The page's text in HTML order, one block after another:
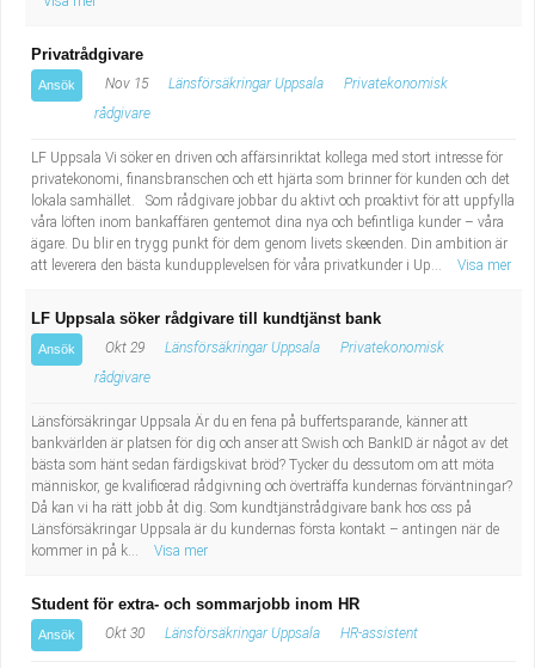
Privatrådgivare
Ansök Nov 15 Länsförsäkringar Uppsala
Privatekonomisk
rådgivare
LF Uppsala Vi söker en driven och affärsinriktat kollega med stort intresse för
privatekonomi, finansbranschen och ett hjärta som brinner för kunden och det
lokala samhället. Som rådgivare jobbar du aktivt och proaktivt för att uppfylla
våra löften inom bankaffären gentemot dina nya och befintliga kunder – våra
ägare. Du blir en trygg punkt för dem genom livets skeenden. Din ambition är
att leverera den bästa kundupplevelsen för våra privatkunder i Up...
Visa mer
LF Uppsala söker rådgivare till kundtjänst bank
Ansök Okt 29 Länsförsäkringar Uppsala
Privatekonomisk
rådgivare
Länsförsäkringar Uppsala Är du en fena på buffertsparande, känner att
bankvärlden är platsen för dig och anser att Swish och BankID är något av det
bästa som hänt sedan färdigskivat bröd? Tycker du dessutom om att möta
människor, ge kvalificerad rådgivning och överträffa kundernas förväntningar?
Då kan vi ha rätt jobb åt dig. Som kundtjänstrådgivare bank hos oss på
Länsförsäkringar Uppsala är du kundernas första kontakt – antingen när de
kommer in på k...
Visa mer
Student för extra- och sommarjobb inom HR
Ansök Okt 30 Länsförsäkringar Uppsala HR-assistent